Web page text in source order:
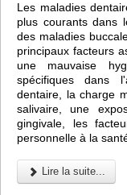
Les maladies
plus courants dans
des maladies
principaux facteurs
une mauvaise
spécifiques dans
dentaire, la charge
salivaire, une
gingivale, les
personnelle à la
Lire la suite...